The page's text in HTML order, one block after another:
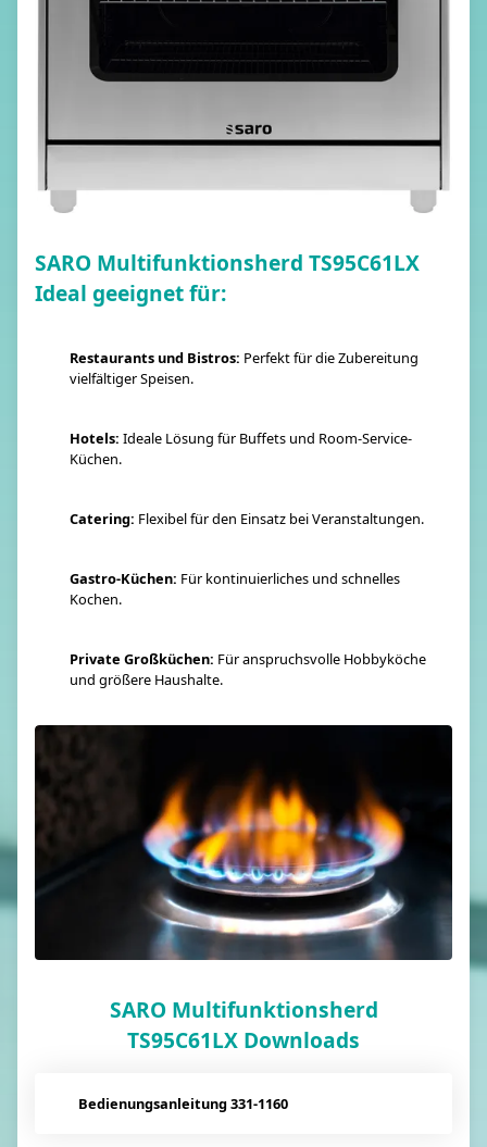
SARO Multifunktionsherd TS95C61LX
Ideal geeignet für:
Restaurants und Bistros: Perfekt für die Zubereitung
vielfältiger Speisen.
Hotels: Ideale Lösung für Buffets und Room-Service-
Küchen.
Catering: Flexibel für den Einsatz bei Veranstaltungen.
Gastro-Küchen: Für kontinuierliches und schnelles
Kochen.
Private Großküchen: Für anspruchsvolle Hobbyköche
und größere Haushalte.
SARO Multifunktionsherd
TS95C61LX Downloads
Bedienungsanleitung 331-1160